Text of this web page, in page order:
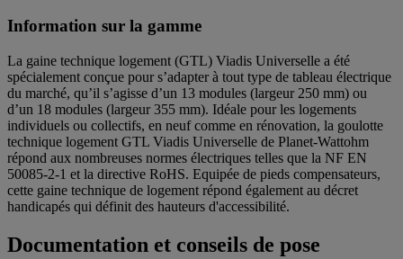
Information sur la gamme
La gaine technique logement (GTL) Viadis Universelle a été
spécialement conçue pour s’adapter à tout type de tableau électrique
du marché, qu’il s’agisse d’un 13 modules (largeur 250 mm) ou
d’un 18 modules (largeur 355 mm). Idéale pour les logements
individuels ou collectifs, en neuf comme en rénovation, la goulotte
technique logement GTL Viadis Universelle de Planet-Wattohm
répond aux nombreuses normes électriques telles que la NF EN
50085-2-1 et la directive RoHS. Equipée de pieds compensateurs,
cette gaine technique de logement répond également au décret
handicapés qui définit des hauteurs d'accessibilité.
Documentation et conseils de pose